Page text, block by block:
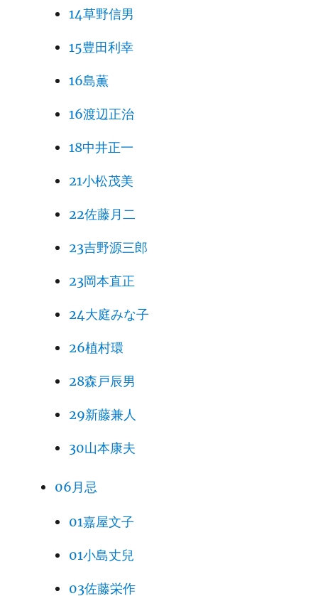
14草野信男
15豊田利幸
16島薫
16渡辺正治
18中井正一
21小松茂美
22佐藤月二
23吉野源三郎
23岡本直正
24大庭みな子
26植村環
28森戸辰男
29新藤兼人
30山本康夫
06月忌
01嘉屋文子
01小島丈兒
03佐藤栄作